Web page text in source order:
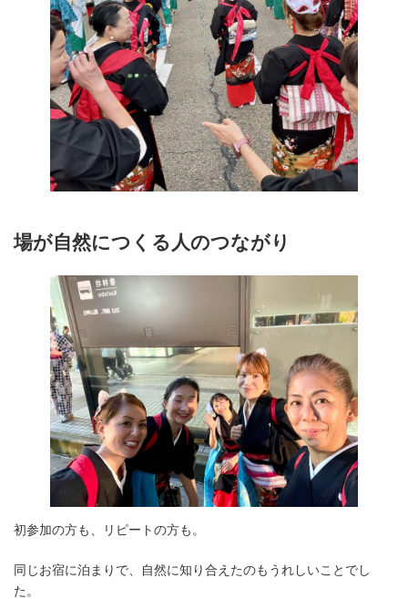
場が自然につくる人のつながり
初参加の方も、リピートの方も。
同じお宿に泊まりで、自然に知り合えたのもうれしいことでし
た。